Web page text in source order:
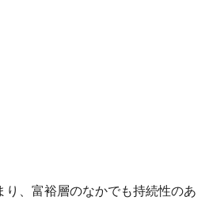
り、富裕層のなかでも持続性のあ